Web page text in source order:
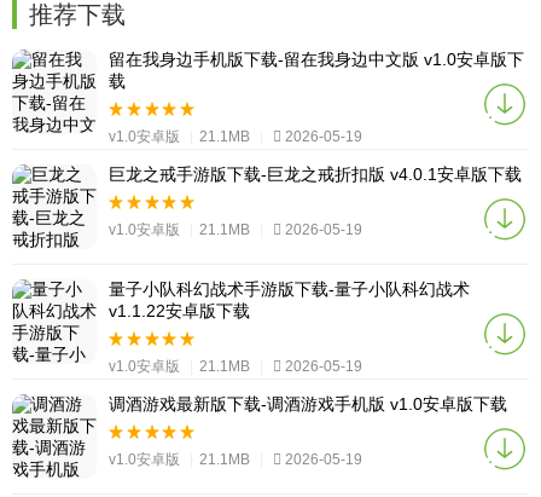
推荐下载
留在我身边手机版下载-留在我身边中文版 v1.0安卓版下
载
v1.0安卓版 21.1MB 2026-05-19
巨龙之戒手游版下载-巨龙之戒折扣版 v4.0.1安卓版下载
v1.0安卓版 21.1MB 2026-05-19
量子小队科幻战术手游版下载-量子小队科幻战术
v1.1.22安卓版下载
v1.0安卓版 21.1MB 2026-05-19
调酒游戏最新版下载-调酒游戏手机版 v1.0安卓版下载
v1.0安卓版 21.1MB 2026-05-19